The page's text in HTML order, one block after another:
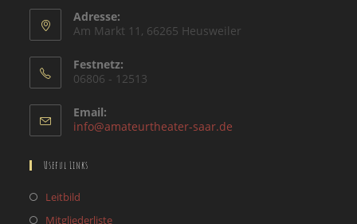
Adresse:
Am Markt 11, 66265 Heusweiler
Festnetz:
06806 - 12513
Email:
info@amateurtheater-saar.de
Useful Links
Leitbild
in
MitgliederlisteOpens